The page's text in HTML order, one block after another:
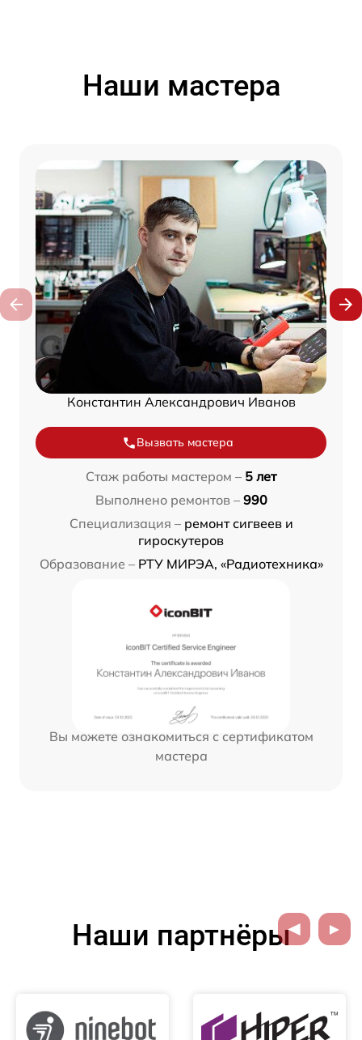
Наши мастера
Константин Александрович Иванов
Вызвать мастера
Стаж работы мастером – 5 лет
Выполнено ремонтов – 990
Специализация – ремонт сигвеев и
гироскутеров
Образование – РТУ МИРЭА, «Радиотехника»
Вы можете ознакомиться с сертификатом
мастера
Наши партнёры